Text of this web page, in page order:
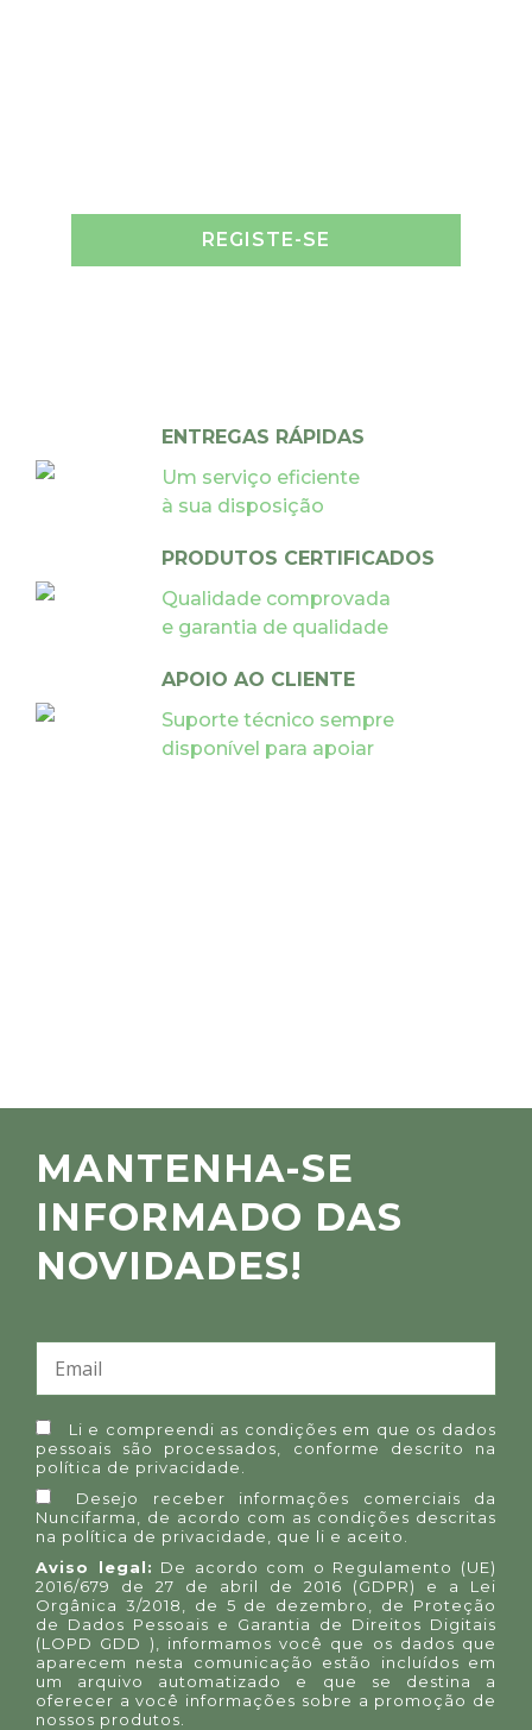
REGISTE-SE
ENTREGAS RÁPIDAS
Um serviço eficiente
à sua disposição
PRODUTOS CERTIFICADOS
Qualidade comprovada
e garantia de qualidade
APOIO AO CLIENTE
Suporte técnico sempre
disponível para apoiar
MANTENHA-SE
INFORMADO DAS
NOVIDADES!
Li e compreendi as condições em que os dados
pessoais são processados, conforme descrito na
política de privacidade
Desejo receber informações comerciais da
Nuncifarma, de acordo com as condições descritas
na política de privacidade
, que li e aceito.
Aviso legal: De acordo com o Regulamento (UE)
2016/679 de 27 de abril de 2016 (GDPR) e a Lei
Orgânica 3/2018, de 5 de dezembro, de Proteção
de Dados Pessoais e Garantia de Direitos Digitais
(LOPD GDD ), informamos você que os dados que
aparecem nesta comunicação estão incluídos em
um arquivo automatizado e que se destina a
oferecer a você informações sobre a promoção de
nossos produtos.